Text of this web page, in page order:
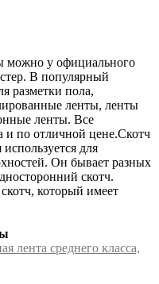
можно у официального
В популярный
разметки пола,
ленты, ленты
ленты. Все
и по отличной цене.Скотч
для
Он бывает разных
скотч.
который имеет